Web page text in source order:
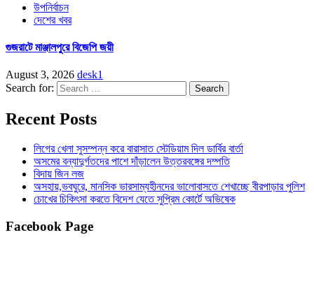
উপনির্বাচন
দেশের খবর
গুজরাটে মাঞ্জালপুরে বিজেপি জয়ী
August 3, 2026 desk1
Search for:
Recent Posts
লিগের খেলা সুসম্পন্ন করে বারাসাত স্টেডিয়াম দিল ডার্বির বার্তা
অসমের বন্যাদুর্গতদের পাশে দাঁড়ালেন উত্তরবঙ্গের দম্পতি
বিদায় জিন লজ
অসহায়,ভবঘুরে, মানসিক ভারসাম্যহীনদের ভালোবাসতে শেখাচ্ছে বীরপাড়ার পুলিশ
চোখের চিকিৎসা করতে বিদেশ যেতে সুপ্রিম কোর্টে অভিষেক
Facebook Page